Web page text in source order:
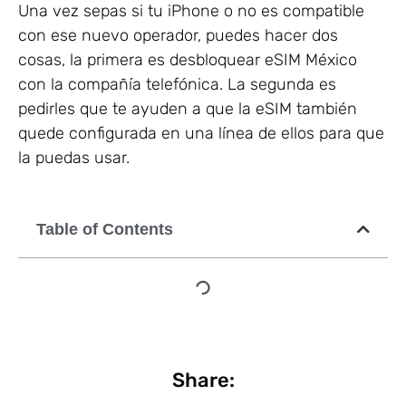
Una vez sepas si tu iPhone o no es compatible
con ese nuevo operador, puedes hacer dos
cosas, la primera es desbloquear eSIM México
con la compañía telefónica. La segunda es
pedirles que te ayuden a que la eSIM también
quede configurada en una línea de ellos para que
la puedas usar.
Table of Contents
Share: